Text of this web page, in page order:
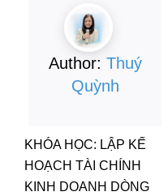
Author: Thuý
Quỳnh
KHÓA HỌC: LẬP KẾ
HOẠCH TÀI CHÍNH
KINH DOANH DÒNG